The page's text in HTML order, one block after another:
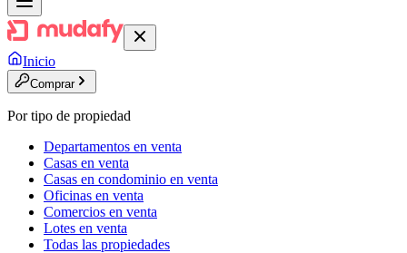
Inicio
Comprar
Por tipo de propiedad
Departamentos en venta
Casas en venta
Casas en condominio en venta
Oficinas en venta
Comercios en venta
Lotes en venta
Todas las propiedades